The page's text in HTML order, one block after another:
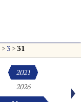
> 3> 31
2021
2026